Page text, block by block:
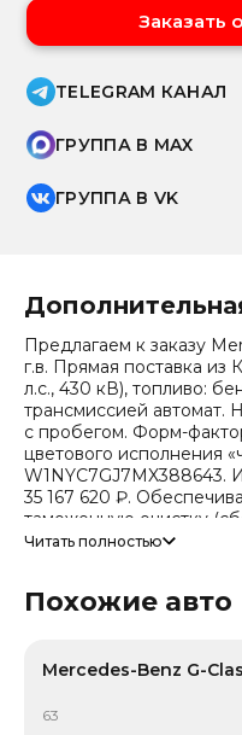
Заказать
TELEGRAM КАНАЛ
ГРУППА В MAX
ГРУППА В VK
Предлагаем к заказу
г.в. Прямая поставка из
л.с., 430 кВ), топливо:
трансмиссией
с пробегом. Форм-
цветового исполнения
W1NYC7GJ7MX388643.
35 167 620 ₽.
таможенную очистку
безопасную доставку и
уточняйте при
рынка (che): текущая
Примечание: прогноз
Читать полностью
Похожие авто
63